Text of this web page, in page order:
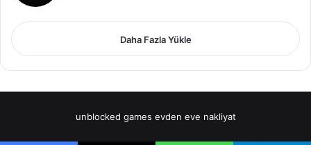
Daha Fazla Yükle
unblocked games evden eve nakliyat